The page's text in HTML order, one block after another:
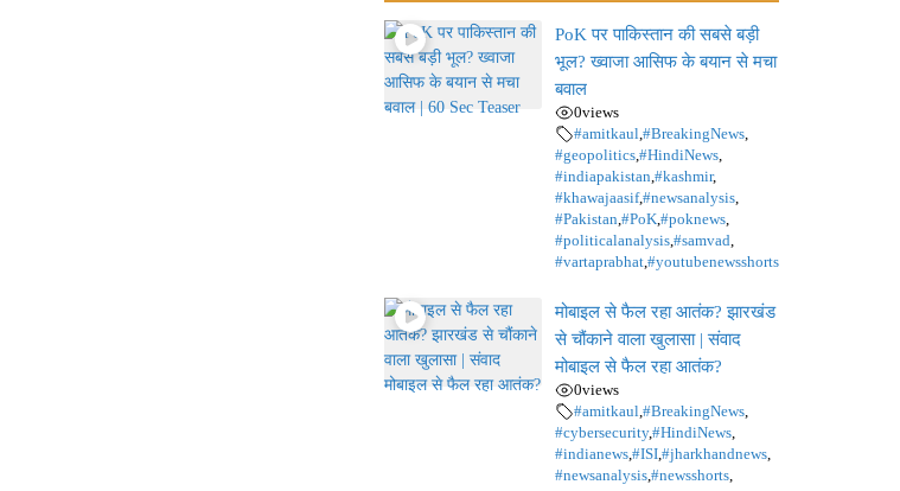
PoK पर पाकिस्तान की सबसे बड़ी
भूल? ख्वाजा आसिफ के बयान से मचा
बवाल
0views
#amitkaul,#BreakingNews,
#geopolitics,#HindiNews,
#indiapakistan,#kashmir,
#khawajaasif,#newsanalysis,
#Pakistan,#PoK,#poknews,
#politicalanalysis,#samvad,
#vartaprabhat,#youtubenewsshorts
मोबाइल से फैल रहा आतंक? झारखंड
से चौंकाने वाला खुलासा | संवाद
मोबाइल से फैल रहा आतंक?
0views
#amitkaul,#BreakingNews,
#cybersecurity,#HindiNews,
#indianews,#ISI,#jharkhandnews,
#newsanalysis,#newsshorts,